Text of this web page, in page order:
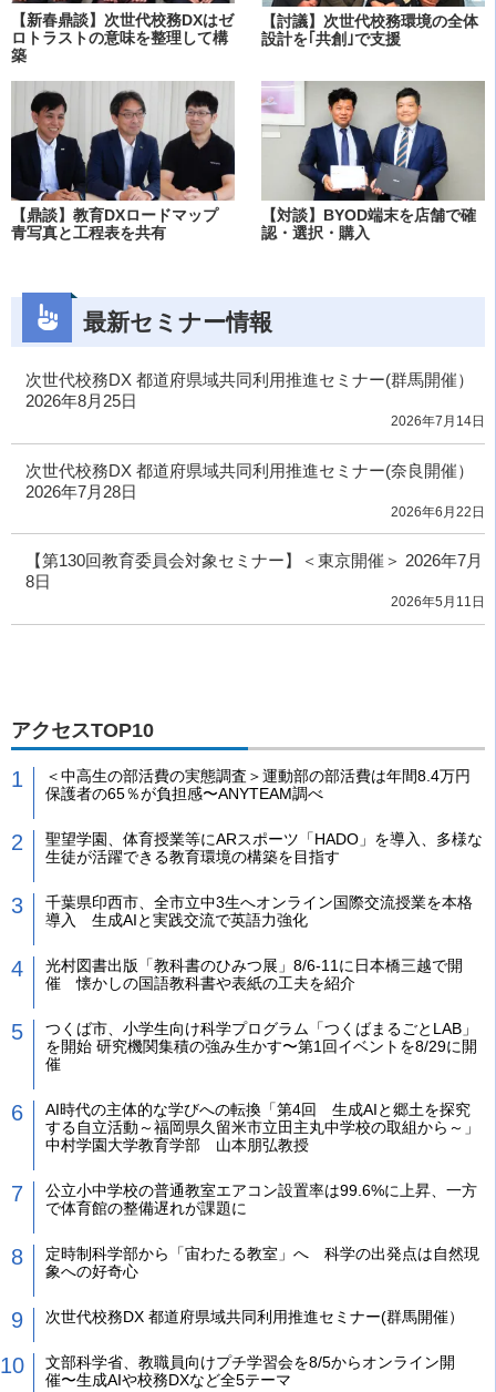
【新春鼎談】次世代校務DXはゼ
ロトラストの意味を整理して構
築
【討議】次世代校務環境の全体
設計を｢共創｣で支援
【鼎談】教育DXロードマップ
青写真と工程表を共有
【対談】BYOD端末を店舗で確
認・選択・購入
最新セミナー情報
次世代校務DX 都道府県域共同利用推進セミナー(群馬開催）
2026年8月25日
2026年7月14日
次世代校務DX 都道府県域共同利用推進セミナー(奈良開催）
2026年7月28日
2026年6月22日
【第130回教育委員会対象セミナー】＜東京開催＞ 2026年7月
8日
2026年5月11日
アクセスTOP10
＜中高生の部活費の実態調査＞運動部の部活費は年間8.4万円
保護者の65％が負担感〜ANYTEAM調べ
聖望学園、体育授業等にARスポーツ「HADO」を導入、多様な
生徒が活躍できる教育環境の構築を目指す
千葉県印西市、全市立中3生へオンライン国際交流授業を本格
導入 生成AIと実践交流で英語力強化
光村図書出版「教科書のひみつ展」8/6-11に日本橋三越で開
催 懐かしの国語教科書や表紙の工夫を紹介
つくば市、小学生向け科学プログラム「つくばまるごとLAB」
を開始 研究機関集積の強み生かす〜第1回イベントを8/29に開
催
AI時代の主体的な学びへの転換「第4回 生成AIと郷土を探究
する自立活動～福岡県久留米市立田主丸中学校の取組から～」
中村学園大学教育学部 山本朋弘教授
公立小中学校の普通教室エアコン設置率は99.6%に上昇、一方
で体育館の整備遅れが課題に
定時制科学部から「宙わたる教室」へ 科学の出発点は自然現
象への好奇心
次世代校務DX 都道府県域共同利用推進セミナー(群馬開催）
文部科学省、教職員向けプチ学習会を8/5からオンライン開
催〜生成AIや校務DXなど全5テーマ